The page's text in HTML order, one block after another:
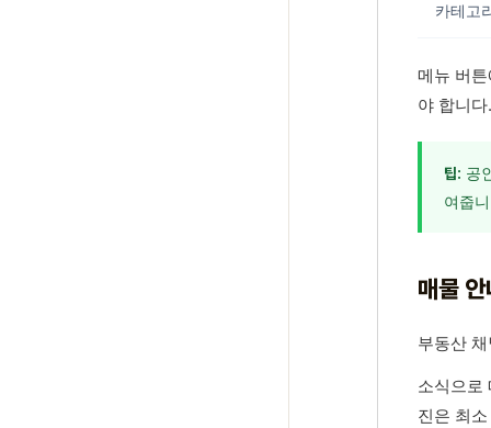
카테고
메뉴 버
야 합니다.
팁: 공
여줍
매물
부동산
소식으로
진은 최